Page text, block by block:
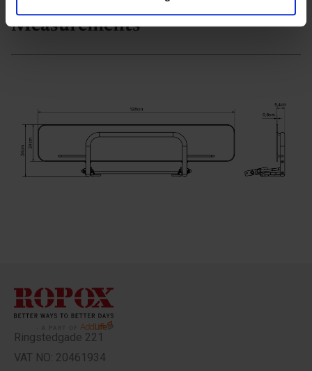
data med andre oplysninger, du har givet dem, eller som
de har indsamlet fra din brug af deres tjenester.
Measurements
Ringstedgade 221
VAT NO: 20461934